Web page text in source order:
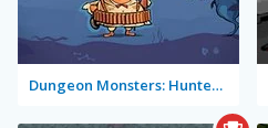
Dungeon Monsters: Hunter Willie